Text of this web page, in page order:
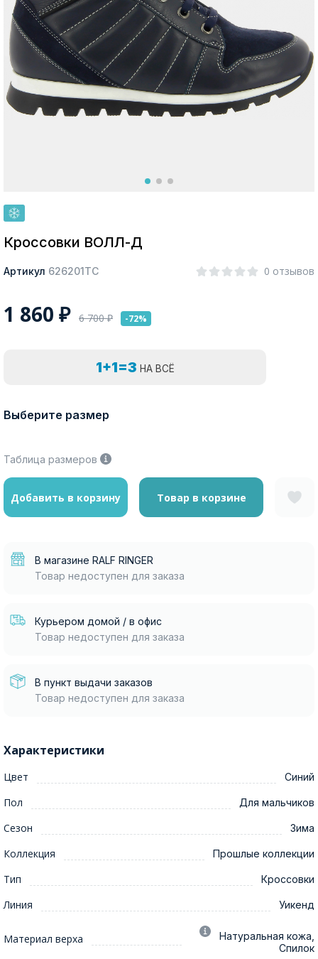
Москва
Покупателям
Кроссовки ВОЛЛ-Д
Артикул 626201ТС 0 отзывов
1 860 ₽ 6 700₽ -72%
1+1=3 НА ВСЁ
Выберите размер
Таблица размеров
Добавить в корзину Товар в корзине
В магазине RALF RINGER
Товар недоступен для заказа
Курьером домой / в офис
Товар недоступен для заказа
В пункт выдачи заказов
Товар недоступен для заказа
Характеристики
Цвет Синий
Пол Для мальчиков
Сезон Зима
Коллекция Прошлые коллекции
Тип Кроссовки
Линия Уикенд
Материал верха
Натуральная кожа,
Спилок